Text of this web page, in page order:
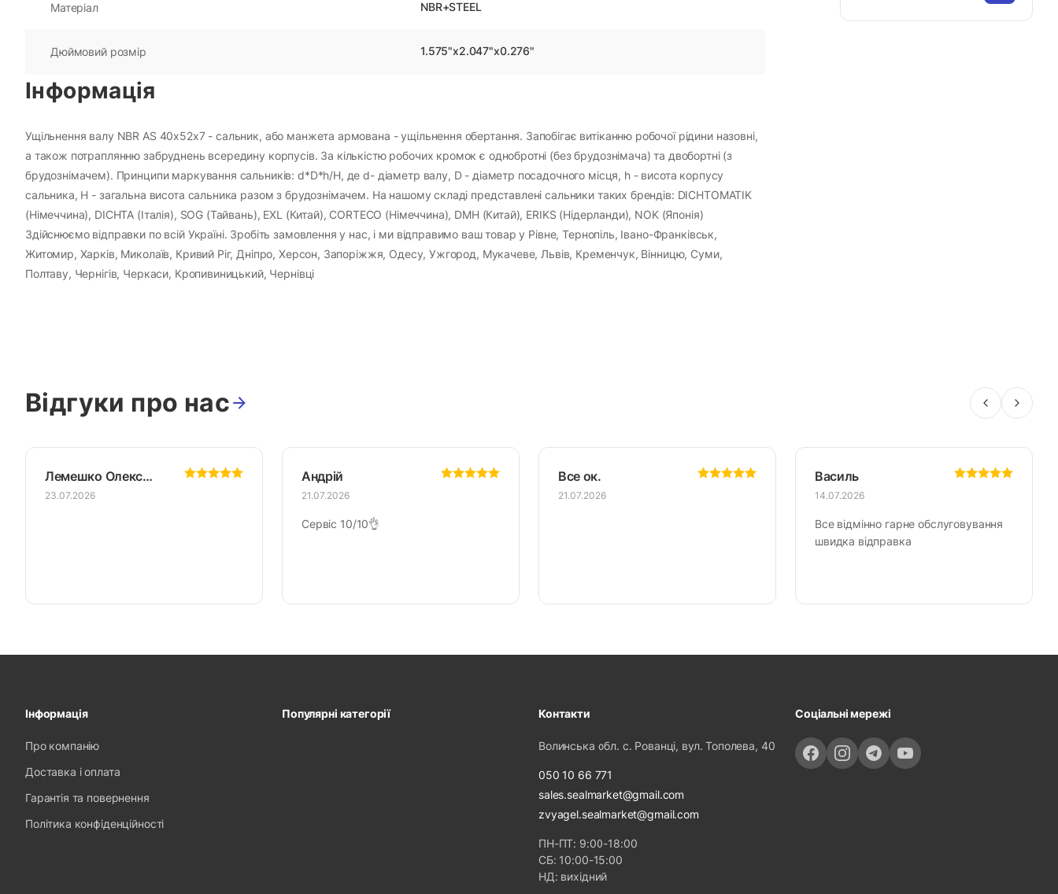
Матеріал NBR+STEEL
Дюймовий розмір 1.575"x2.047"x0.276"
Інформація
Ущільнення валу NBR AS 40х52х7 - сальник, або манжета армована - ущільнення обертання. Запобігає витіканню робочої рідини назовні,
а також потраплянню забруднень всередину корпусів. За кількістю робочих кромок є однобротні (без брудознімача) та двобортні (з
брудознімачем). Принципи маркування сальників: d*D*h/H, де d- діаметр валу, D - діаметр посадочного місця, h - висота корпусу
сальника, H - загальна висота сальника разом з брудознімачем. На нашому складі представлені сальники таких брендів: DICHTOMATIK
(Німеччина), DICHTA (Італія), SOG (Тайвань), EXL (Китай), CORTECO (Німеччина), DMH (Китай), ERIKS (Нідерланди), NOK (Японія)
Здійснюємо відправки по всій Україні. Зробіть замовлення у нас, і ми відправимо ваш товар у Рівне, Тернопіль, Івано-Франківськ,
Житомир, Харків, Миколаїв, Кривий Ріг, Дніпро, Херсон, Запоріжжя, Одесу, Ужгород, Мукачеве, Львів, Кременчук, Вінницю, Суми,
Полтаву, Чернігів, Черкаси, Кропивиницький, Чернівці
Відгуки про нас
Лемешко Олександр
23.07.2026
Андрій
21.07.2026
Сервіс 10/10👌
Все ок.
21.07.2026
Василь
14.07.2026
Все відмінно гарне обслуговування
швидка відправка
Інформація
Про компанію
Доставка і оплата
Гарантія та повернення
Політика конфіденційності
Популярні категорії Контакти
Волинська обл. с. Рованці, вул. Тополева, 40
050 10 66 771
sales.sealmarket@gmail.com
zvyagel.sealmarket@gmail.com
ПН-ПТ: 9:00-18:00
СБ: 10:00-15:00
НД: вихідний
Соціальні мережі